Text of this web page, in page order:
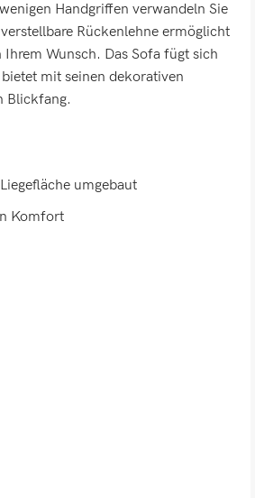
Handgriffen verwandeln Sie
Rückenlehne ermöglicht
Wunsch. Das Sofa fügt sich
mit seinen dekorativen
Blickfang.
umgebaut
Komfort